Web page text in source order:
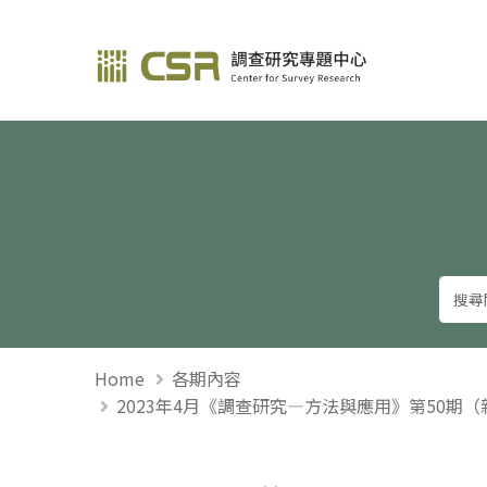
調查研究—方法與應用
Home
各期內容
2023年4月《調查研究—方法與應用》第50期（